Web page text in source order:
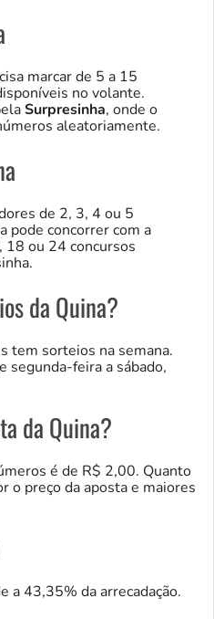
marcar de 5 a 15
no volante.
Surpresinha, onde o
aleatoriamente.
de 2, 3, 4 ou 5
pode concorrer com a
18 ou 24 concursos
da Quina?
tem sorteios na semana.
segunda-feira a sábado,
da Quina?
é de R$ 2,00. Quanto
o preço da aposta e maiores
a 43,35% da arrecadação.